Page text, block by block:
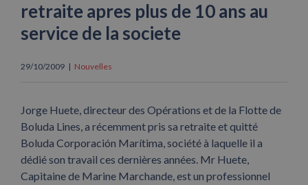
retraite apres plus de 10 ans au
service de la societe
29/10/2009 | Nouvelles
Jorge Huete, directeur des Opérations et de la Flotte de
Boluda Lines, a récemment pris sa retraite et quitté
Boluda Corporación Marítima, société à laquelle il a
dédié son travail ces dernières années. Mr Huete,
Capitaine de Marine Marchande, est un professionnel